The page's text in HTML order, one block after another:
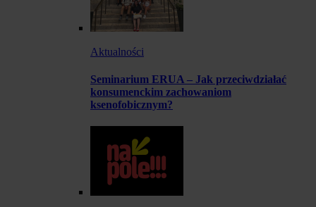
Aktualności
Seminarium ERUA – Jak przeciwdziałać
konsumenckim zachowaniom
ksenofobicznym?